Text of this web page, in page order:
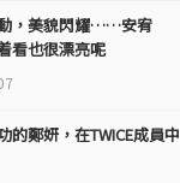
，美貌閃耀……安宥
看也很漂亮呢
的鄭妍，在TWICE成員中